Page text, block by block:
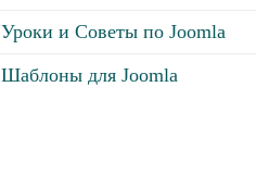
Уроки и Советы по Joomla
Шаблоны для Joomla